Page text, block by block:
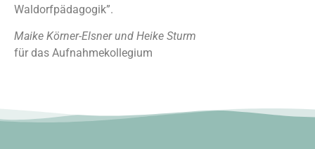
Waldorfpädagogik”.
Maike Körner-Elsner und Heike Sturm
für das Aufnahmekollegium